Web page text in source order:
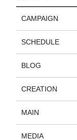
CAMPAIGN
SCHEDULE
BLOG
CREATION
MAIN
MEDIA